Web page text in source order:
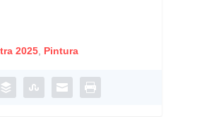
2025 Pintura